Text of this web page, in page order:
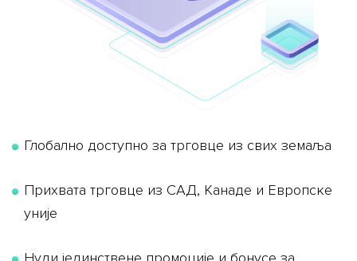
Глобално доступно за трговце из свих земаља
Прихвата трговце из САД, Канаде и Европске
уније